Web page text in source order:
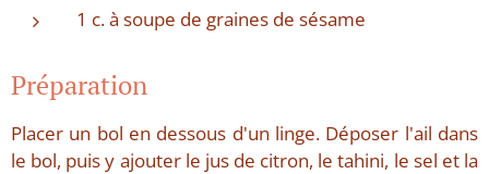
1 c. à soupe de graines de sésame
Préparation
Placer un bol en dessous d'un linge. Déposer l'ail dans
le bol, puis y ajouter le jus de citron, le tahini, le sel et la